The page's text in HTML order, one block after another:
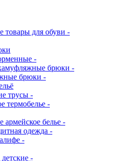
товары для обуви -
-
брюки -
брюки -
трусы -
термобелье -
армейское белье -
одежда -
-
-